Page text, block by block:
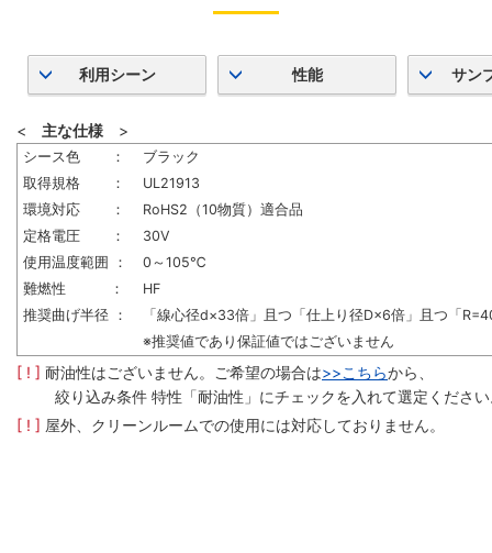
利用シーン 性能 サン
< 主な仕様 >
シース色 ：
ブラック
取得規格 ：
UL21913
環境対応 ：
RoHS2（10物質）適合品
定格電圧 ：
30V
使用温度範囲 ：
0～105℃
難燃性 ：
HF
推奨曲げ半径 ：
「線心径d×33倍」且つ「仕上り径D×6倍」且つ「
※推奨値であり保証値ではございません
[ ! ] 耐油性はございません。ご希望の場合は>>こちらから、
絞り込み条件 特性「耐油性」にチェックを入れて選定くださ
[ ! ] 屋外、クリーンルームでの使用には対応しておりません。